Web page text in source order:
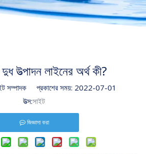
উত্পাদন লাইনের অর্থ কী?
সম্পাদক প্রকাশের সময়: 2022-07-01
উত্স:সাইট
জিজ্ঞাসা করা